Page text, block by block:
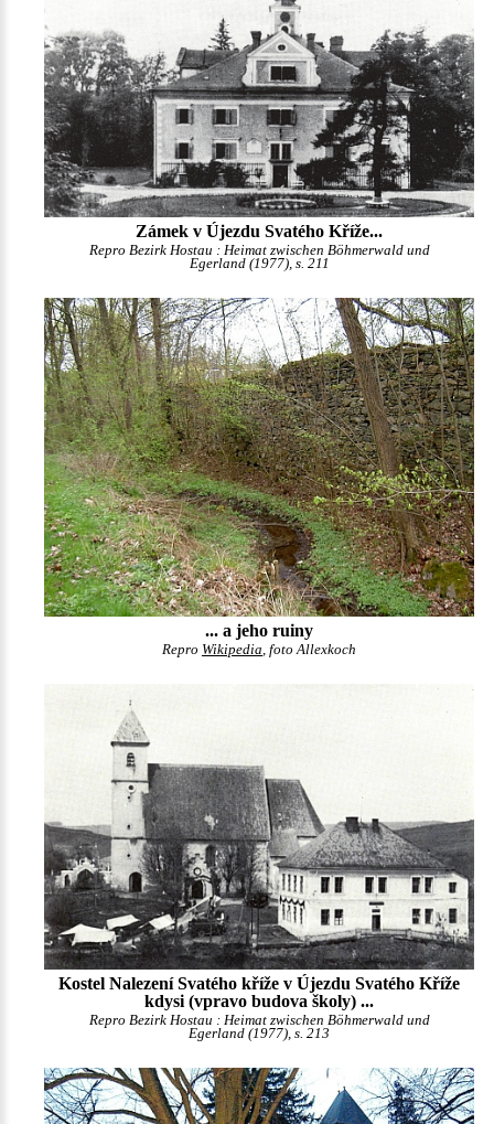
Zámek v Újezdu Svatého Kříže...
Repro Bezirk Hostau : Heimat zwischen Böhmerwald und
Egerland (1977), s. 211
... a jeho ruiny
Repro Wikipedia, foto Allexkoch
Kostel Nalezení Svatého kříže v Újezdu Svatého Kříže
kdysi (vpravo budova školy) ...
Repro Bezirk Hostau : Heimat zwischen Böhmerwald und
Egerland (1977), s. 213